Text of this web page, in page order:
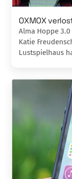
OXMOX
Alma Hoppe
Katie
Lustspielhaus